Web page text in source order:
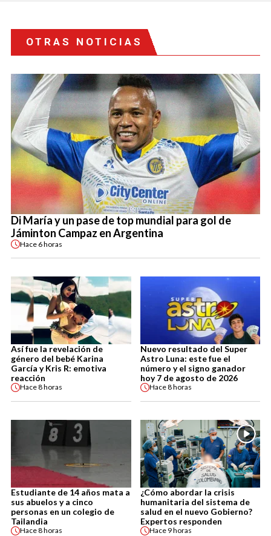
OTRAS NOTICIAS
Di María y un pase de top mundial para gol de
Jáminton Campaz en Argentina
Hace 6 horas
Así fue la revelación de
género del bebé Karina
García y Kris R: emotiva
reacción
Hace8 horas
Nuevo resultado del Super
Astro Luna: este fue el
número y el signo ganador
hoy 7 de agosto de 2026
Hace8 horas
Estudiante de 14 años mata a
sus abuelos y a cinco
personas en un colegio de
Tailandia
Hace8 horas
¿Cómo abordar la crisis
humanitaria del sistema de
salud en el nuevo Gobierno?
Expertos responden
Hace 9 horas